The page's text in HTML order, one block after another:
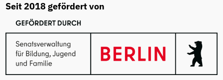
Seit 2018 gefördert von